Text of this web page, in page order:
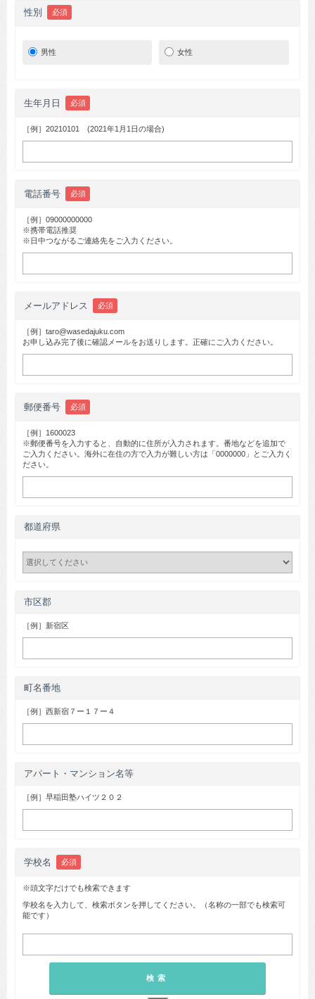
性別 必須
男性 女性
生年月日 必須
［例］20210101 (2021年1月1日の場合)
電話番号 必須
［例］09000000000
※携帯電話推奨
※日中つながるご連絡先をご入力ください。
メールアドレス 必須
［例］taro@wasedajuku.com
お申し込み完了後に確認メールをお送りします。正確にご入力ください。
郵便番号 必須
［例］1600023
※郵便番号を入力すると、自動的に住所が入力されます。番地などを追加で
ご入力ください。海外に在住の方で入力が難しい方は「0000000」とご入力く
ださい。
都道府県
市区郡
［例］新宿区
町名番地
［例］西新宿７ー１７ー４
アパート・マンション名等
［例］早稲田塾ハイツ２０２
学校名 必須
※頭文字だけでも検索できます
学校名を入力して、検索ボタンを押してください。（名称の一部でも検索可
能です）